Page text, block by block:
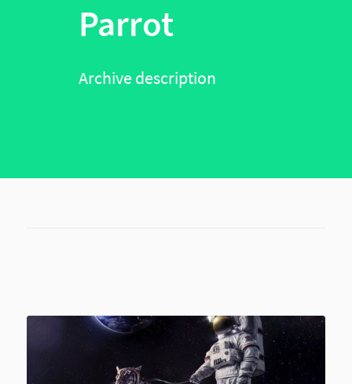
Parrot
Archive description